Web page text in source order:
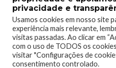
Alguns quebra-cabeças se resumem em
Além dos quebra-cabeças e das
privacidade e
Usamos cookies em nosso site
experiência mais relevante,
visitas passadas. Ao clicar em
com o uso de TODOS os
visitar "Configurações de
consentimento controlado.